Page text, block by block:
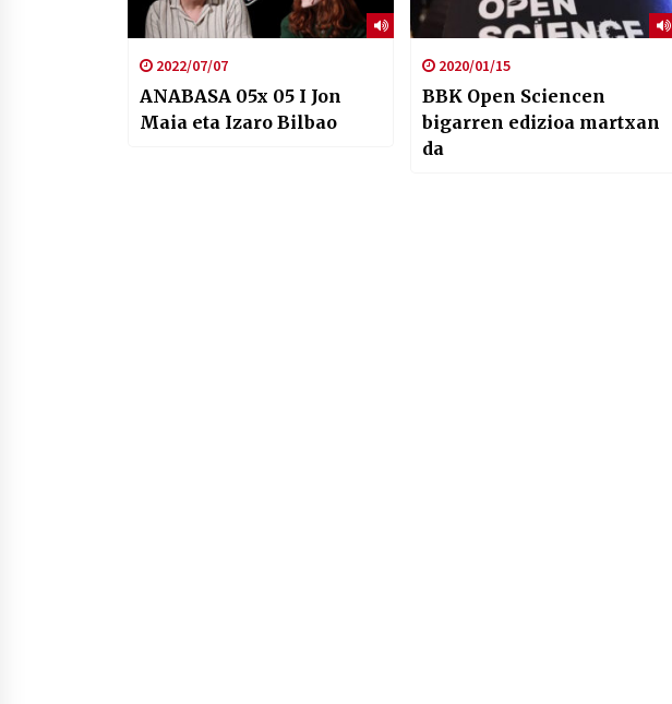
2022/07/07
ANABASA 05x 05 I Jon
Maia eta Izaro Bilbao
2020/01/15
BBK Open Sciencen
bigarren edizioa martxan
da